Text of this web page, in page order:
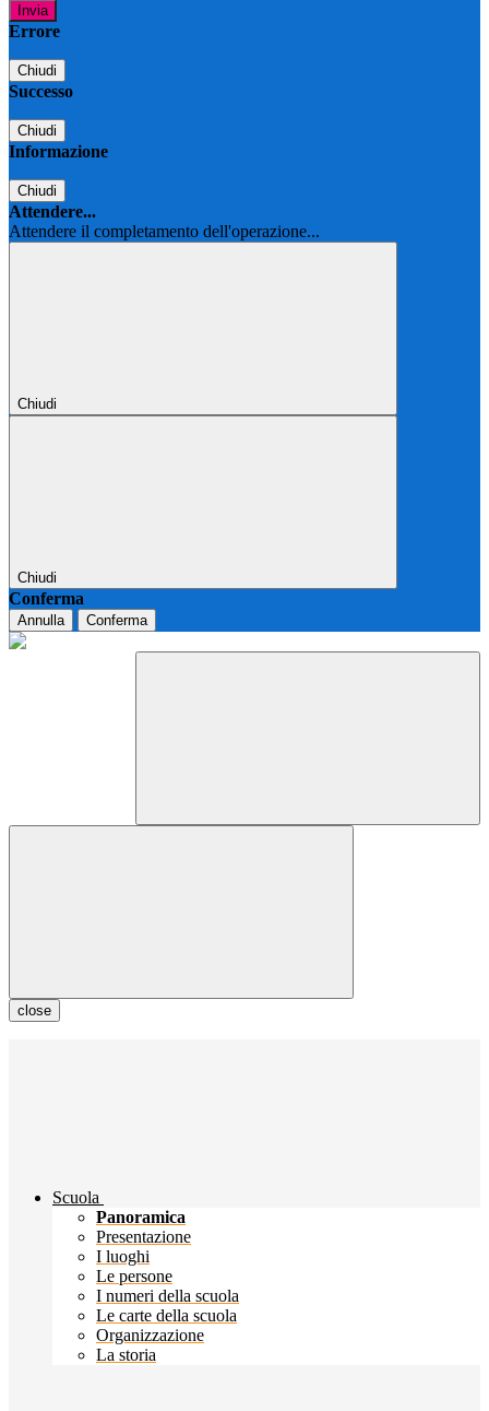
Errore
Chiudi
Successo
Chiudi
Informazione
Chiudi
Attendere...
Attendere il completamento dell'operazione...
Chiudi
Chiudi
Conferma
Annulla Conferma
close
Scuola
Panoramica
Presentazione
I luoghi
Le persone
I numeri della scuola
Le carte della scuola
Organizzazione
La storia